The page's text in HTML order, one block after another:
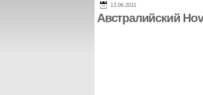
13.06.2011
Австралийский